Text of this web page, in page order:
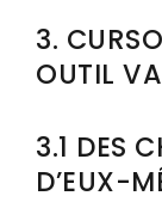
3.
OUTIL
3.1 DES
D’EUX-